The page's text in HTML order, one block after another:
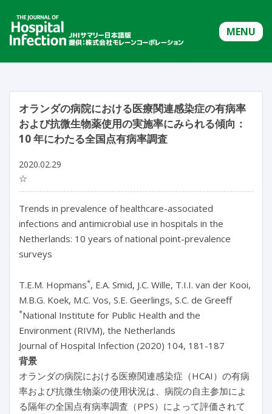
MENU
オランダの病院における医療関連感染症の有病率
および抗微生物薬使用の実施率にみられる傾向：
10 年にわたる全国点有病率調査
2020.02.29
☆
Trends in prevalence of healthcare-associated
infections and antimicrobial use in hospitals in the
Netherlands: 10 years of national point-prevalence
surveys
T.E.M. Hopmans*, E.A. Smid, J.C. Wille, T.I.I. van der Kooi,
M.B.G. Koek, M.C. Vos, S.E. Geerlings, S.C. de Greeff
*National Institute for Public Health and the
Environment (RIVM), the Netherlands
Journal of Hospital Infection (2020) 104, 181-187
背景
オランダの病院における医療関連感染症（HCAI）の有病
率および抗微生物薬の使用状況は、病院の自主参加によ
る隔年の全国点有病率調査（PPS）によって評価されて